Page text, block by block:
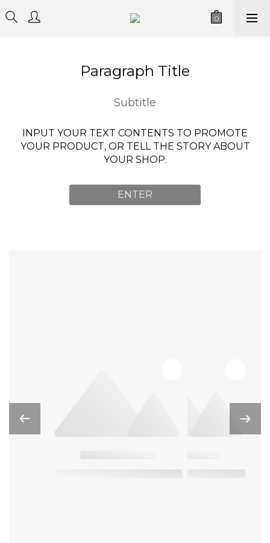
Paragraph Title
Subtitle
INPUT YOUR TEXT CONTENTS TO PROMOTE
YOUR PRODUCT, OR TELL THE STORY ABOUT
YOUR SHOP.
ENTER